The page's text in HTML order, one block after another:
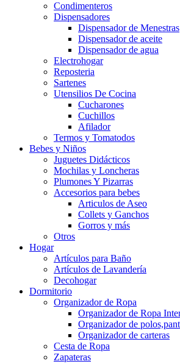
Condimenteros
Dispensadores
Dispensador de Menestras
Dispensador de aceite
Dispensador de agua
Electrohogar
Reposteria
Sartenes
Utensilios De Cocina
Cucharones
Cuchillos
Afilador
Termos y Tomatodos
Bebes y Niños
Juguetes Didácticos
Mochilas y Loncheras
Plumones Y Pizarras
Accesorios para bebes
Articulos de Aseo
Collets y Ganchos
Gorros y más
Otros
Hogar
Artículos para Baño
Artículos de Lavandería
Decohogar
Dormitorio
Organizador de Ropa
Organizador de Ropa
Organizador de
Organizador de carteras
Cesta de Ropa
Zapateras